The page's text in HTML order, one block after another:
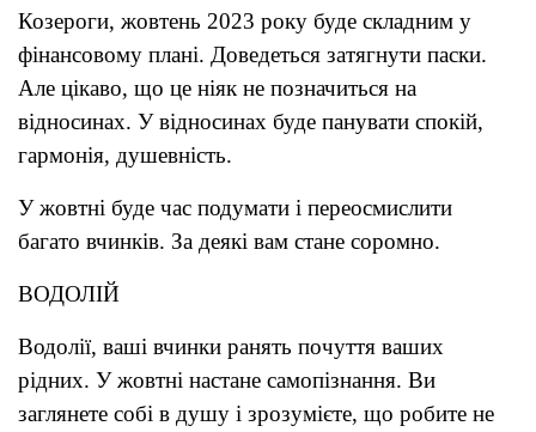
Козероги, жовтень 2023 року буде складним у
фінансовому плані. Доведеться затягнути паски.
Але цікаво, що це ніяк не позначиться на
відносинах. У відносинах буде панувати спокій,
гармонія, душевність.
У жовтні буде час подумати і переосмислити
багато вчинків. За деякі вам стане соромно.
ВОДОЛІЙ
Водолії, ваші вчинки ранять почуття ваших
рідних. У жовтні настане самопізнання. Ви
заглянете собі в душу і зрозумієте, що робите не